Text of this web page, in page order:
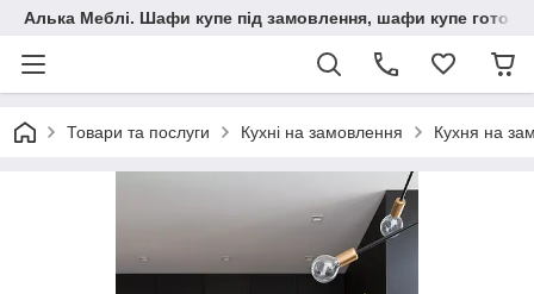
Алька Меблі. Шафи купе під замовлення, шафи купе готові,
Товари та послуги Кухні на замовлення Кухня на